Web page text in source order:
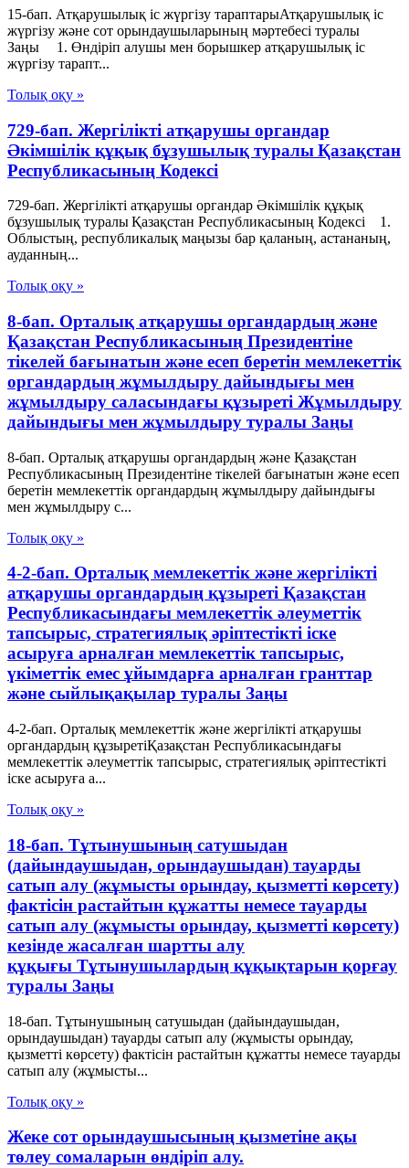
15-бап. Атқарушылық iс жүргiзу тараптарыАтқарушылық iс
жүргiзу және сот орындаушыларының мәртебесi туралы
Заңы 1. Өндiрiп алушы мен борышкер атқарушылық iс
жүргiзу тарапт...
Толық оқу »
729-бап. Жергілікті атқарушы органдар
Әкімшілік құқық бұзушылық туралы Қазақстан
Республикасының Кодексі
729-бап. Жергілікті атқарушы органдар Әкімшілік құқық
бұзушылық туралы Қазақстан Республикасының Кодексі 1.
Облыстың, республикалық маңызы бар қаланың, астананың,
ауданның...
Толық оқу »
8-бап. Орталық атқарушы органдардың және
Қазақстан Республикасының Президентіне
тікелей бағынатын және есеп беретін мемлекеттік
органдардың жұмылдыру дайындығы мен
жұмылдыру саласындағы құзыреті Жұмылдыру
дайындығы мен жұмылдыру туралы Заңы
8-бап. Орталық атқарушы органдардың және Қазақстан
Республикасының Президентіне тікелей бағынатын және есеп
беретін мемлекеттік органдардың жұмылдыру дайындығы
мен жұмылдыру с...
Толық оқу »
4-2-бап. Орталық мемлекеттік және жергілікті
атқарушы органдардың құзыреті Қазақстан
Республикасындағы мемлекеттік әлеуметтік
тапсырыс, стратегиялық әріптестікті іске
асыруға арналған мемлекеттік тапсырыс,
үкіметтік емес ұйымдарға арналған гранттар
және сыйлықақылар туралы Заңы
4-2-бап. Орталық мемлекеттік және жергілікті атқарушы
органдардың құзыретіҚазақстан Республикасындағы
мемлекеттік әлеуметтік тапсырыс, стратегиялық әріптестікті
іске асыруға а...
Толық оқу »
18-бап. Тұтынушының сатушыдан
(дайындаушыдан, орындаушыдан) тауарды
сатып алу (жұмысты орындау, қызметті көрсету)
фактісін растайтын құжатты немесе тауарды
сатып алу (жұмысты орындау, қызметті көрсету)
кезінде жасалған шартты алу
құқығы Тұтынушылардың құқықтарын қорғау
туралы Заңы
18-бап. Тұтынушының сатушыдан (дайындаушыдан,
орындаушыдан) тауарды сатып алу (жұмысты орындау,
қызметті көрсету) фактісін растайтын құжатты немесе тауарды
сатып алу (жұмысты...
Толық оқу »
Жеке сот орындаушысының қызметіне ақы
төлеу сомаларын өндіріп алу.